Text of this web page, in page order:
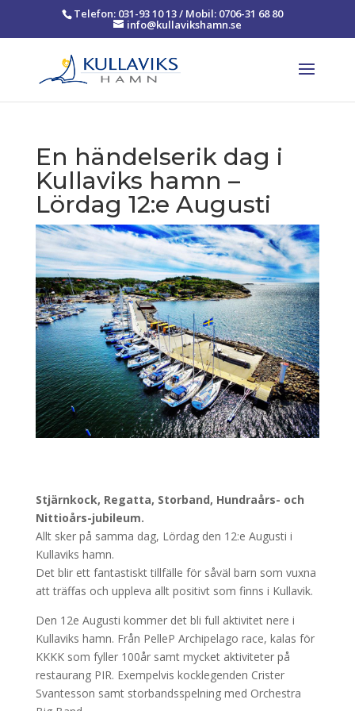
Telefon: 031-93 10 13 / Mobil: 0706-31 68 80
info@kullavikshamn.se
En händelserik dag i
Kullaviks hamn –
Lördag 12:e Augusti
Stjärnkock, Regatta, Storband, Hundraårs- och
Nittioårs-jubileum.
Allt sker på samma dag, Lördag den 12:e Augusti i
Kullaviks hamn.
Det blir ett fantastiskt tillfälle för såväl barn som vuxna
att träffas och uppleva allt positivt som finns i Kullavik.
Den 12e Augusti kommer det bli full aktivitet nere i
Kullaviks hamn. Från PelleP Archipelago race, kalas för
KKKK som fyller 100år samt mycket aktiviteter på
restaurang PIR. Exempelvis kocklegenden Crister
Svantesson samt storbandsspelning med Orchestra